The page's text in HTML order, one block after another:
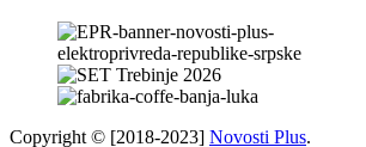
Copyright © [2018-2023] Novosti Plus.